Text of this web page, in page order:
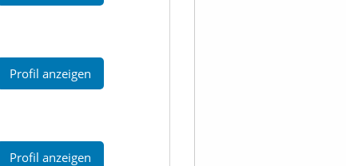
Profil anzeigen
Profil anzeigen